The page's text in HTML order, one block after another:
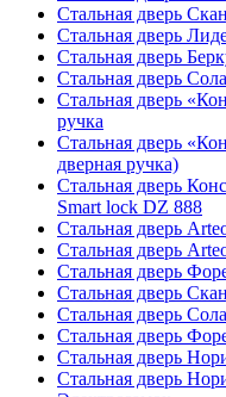
Стальная дверь
Стальная дверь
Стальная дверь
Стальная дверь
Стальная дверь
ручка
Стальная дверь
дверная ручка)
Стальная дверь
Smart lock DZ 888
Стальная дверь
Стальная дверь
Стальная дверь
Стальная дверь
Стальная дверь
Стальная дверь
Стальная дверь
Стальная дверь